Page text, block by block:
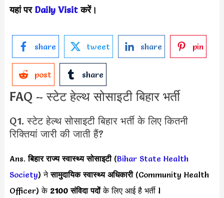
यहां पर Daily Visitकरें।
share tweet share pin
post share
FAQ – स्टेट हेल्थ सोसाइटी बिहार भर्ती
Q1. स्टेट हेल्थ सोसाइटी बिहार भर्ती के लिए कितनी
रिक्तियां जारी की जाती हैं?
Ans.बिहार राज्य स्वास्थ्य सोसाइटी (Bihar State Health
Society) नेसामुदायिक स्वास्थ्य अधिकारी(Community Health
Officer) के 2100 संविदा पदोंके लिए आई है भर्ती l